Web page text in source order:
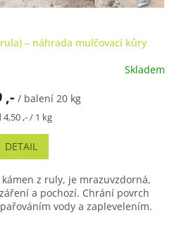
– náhrada mulčovací kůry
Skladem
,- / balení 20 kg
4,50 ,- / 1 kg
DETAIL
z ruly, je mrazuvzdorná,
a pochozí. Chrání povrch
vody a zaplevelením.